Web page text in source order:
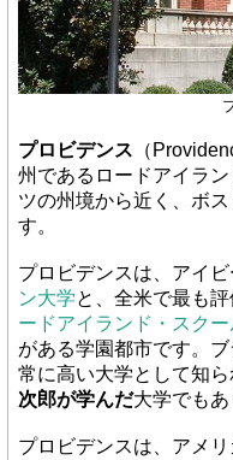
プロビデンス （
州であるロードアイラ
ツの州境から近く、ボ
す。
プロビデンスは、アイ
ン大学と、全米で最も
ードアイランド・スク
がある学園都市です。
常に高い大学として知
次郎が学んだ大学でもあ
プロビデンスは、アメ